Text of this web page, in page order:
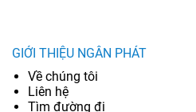
GIỚI THIỆU NGÂN PHÁT
Về chúng tôi
Liên hệ
Tìm đường đi